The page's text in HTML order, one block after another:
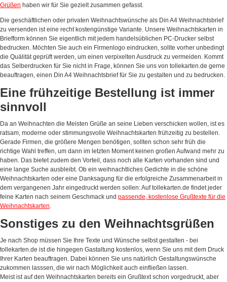
Grüßen haben wir für Sie gezielt zusammen gefasst.
Die geschäftlichen oder privaten Weihnachtswünsche als Din A4 Weihnachtsbrief
zu versenden ist eine recht kostengünstige Variante. Unsere Weihnachtskarten in
Briefform können Sie eigentlich mit jedem handelsüblichen PC-Drucker selbst
bedrucken. Möchten Sie auch ein Firmenlogo eindrucken, sollte vorher unbedingt
die Quälität geprüft werden, um einen verpixelten Ausdruck zu vermeiden. Kommt
das Selberdrucken für Sie nicht in Frage, können Sie uns von tollekarten.de gerne
beauftragen, einen Din A4 Weihnachtsbrief für Sie zu gestalten und zu bedrucken.
Eine frühzeitige Bestellung ist immer
sinnvoll
Da an Weihnachten die Meisten Grüße an seine Lieben verschicken wollen, ist es
ratsam, moderne oder stimmungsvolle Weihnachtskarten frühzeitig zu bestellen.
Gerade Firmen, die größere Mengen benötigen, sollten schon sehr früh die
richtige Wahl treffen, um dann im letzten Moment keinen großen Aufwand mehr zu
haben. Das bietet zudem den Vorteil, dass noch alle Karten vorhanden sind und
eine lange Suche ausbleibt. Ob ein weihnachtliches Gedichte in die schöne
Weihnachtskarten oder eine Danksagung für die erfolgreiche Zusammenarbeit in
dem vergangenen Jahr eingedruckt werden sollen: Auf tollekarten.de findet jeder
feine Karten nach seinem Geschmack und passende, kostenlose Grußtexte für die
Weihnachtskarten.
Sonstiges zu den Weihnachtsgrüßen
Je nach Shop müssen Sie Ihre Texte und Wünsche selbst gestalten - bei
tollekarten.de ist die hingegen Gastaltung kostenlos, wenn Sie uns mit dem Druck
Ihrer Karten beauftragen. Dabei können Sie uns natürlich Gestaltungswünsche
zukommen lasssen, die wir nach Möglichkeit auch einfließen lassen.
Meist ist auf den Weihnachtskarten bereits ein Grußtext schon vorgedruckt, aber